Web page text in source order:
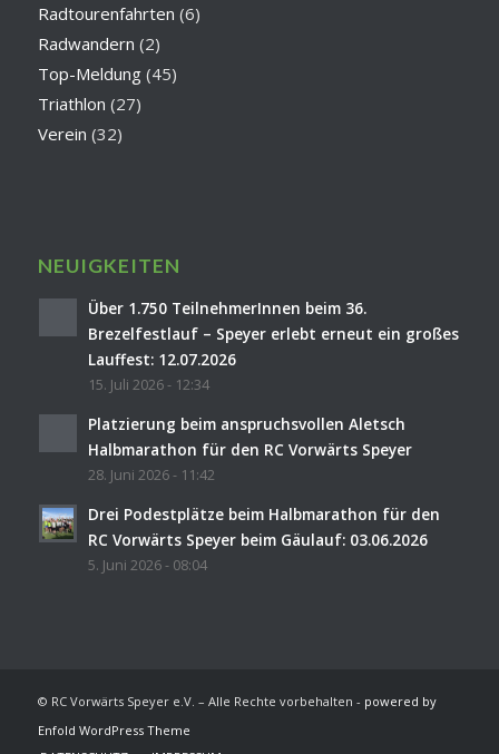
Radtourenfahrten (6)
Radwandern (2)
Top-Meldung(45)
Triathlon (27)
Verein (32)
NEUIGKEITEN
Über 1.750 TeilnehmerInnen beim 36.
Brezelfestlauf – Speyer erlebt erneut ein großes
Lauffest: 12.07.2026
15. Juli 2026 - 12:34
Platzierung beim anspruchsvollen Aletsch
Halbmarathon für den RC Vorwärts Speyer
28. Juni 2026 - 11:42
Drei Podestplätze beim Halbmarathon für den
RC Vorwärts Speyer beim Gäulauf: 03.06.2026
5. Juni 2026 - 08:04
© RC Vorwärts Speyer e.V. – Alle Rechte vorbehalten - powered by
Enfold WordPress Theme